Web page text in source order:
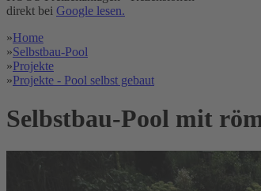
direkt bei Google lesen.
»Home
»Selbstbau-Pool
»Projekte
»Projekte - Pool selbst gebaut
Selbstbau-Pool mit